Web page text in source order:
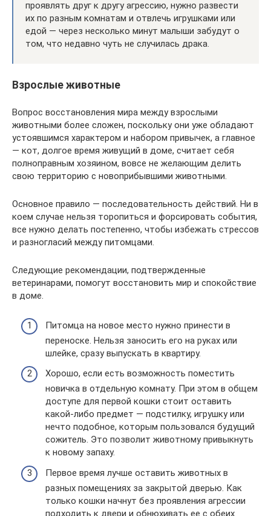
проявлять друг к другу агрессию, нужно развести
их по разным комнатам и отвлечь игрушками или
едой — через несколько минут малыши забудут о
том, что недавно чуть не случилась драка.
Взрослые животные
Вопрос восстановления мира между взрослыми
животными более сложен, поскольку они уже обладают
устоявшимся характером и набором привычек, а главное
— кот, долгое время живущий в доме, считает себя
полноправным хозяином, вовсе не желающим делить
свою территорию с новоприбывшими животными.
Основное правило — последовательность действий. Ни в
коем случае нельзя торопиться и форсировать события,
все нужно делать постепенно, чтобы избежать стрессов
и разногласий между питомцами.
Следующие рекомендации, подтвержденные
ветеринарами, помогут восстановить мир и спокойствие
в доме.
Питомца на новое место нужно принести в
переноске. Нельзя заносить его на руках или
шлейке, сразу выпускать в квартиру.
Хорошо, если есть возможность поместить
новичка в отдельную комнату. При этом в общем
доступе для первой кошки стоит оставить
какой-либо предмет — подстилку, игрушку или
нечто подобное, которым пользовался будущий
сожитель. Это позволит животному привыкнуть
к новому запаху.
Первое время лучше оставить животных в
разных помещениях за закрытой дверью. Как
только кошки начнут без проявления агрессии
подходить к двери и обнюхивать ее с обеих